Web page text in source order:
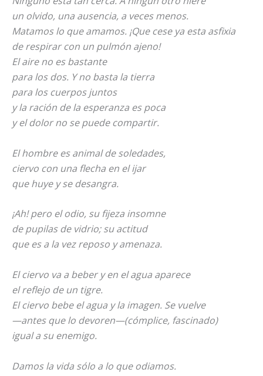
un olvido, una ausencia, a veces menos.
Matamos lo que amamos. ¡Que cese ya esta asfixia
de respirar con un pulmón ajeno!
El aire no es bastante
para los dos. Y no basta la tierra
para los cuerpos juntos
y la ración de la esperanza es poca
y el dolor no se puede compartir.
El hombre es animal de soledades,
ciervo con una flecha en el ijar
que huye y se desangra.
¡Ah! pero el odio, su fijeza insomne
de pupilas de vidrio; su actitud
que es a la vez reposo y amenaza.
El ciervo va a beber y en el agua aparece
el reflejo de un tigre.
El ciervo bebe el agua y la imagen. Se vuelve
—antes que lo devoren—(cómplice, fascinado)
igual a su enemigo.
Damos la vida sólo a lo que odiamos.